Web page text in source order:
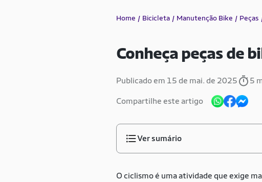
Conheça peças de
Publicado em 15 de mai. de 2025 5
Compartilhe este artigo
Ver sumário
O ciclismo é uma atividade que exige
Home Bicicleta Manutenção Bike Peças